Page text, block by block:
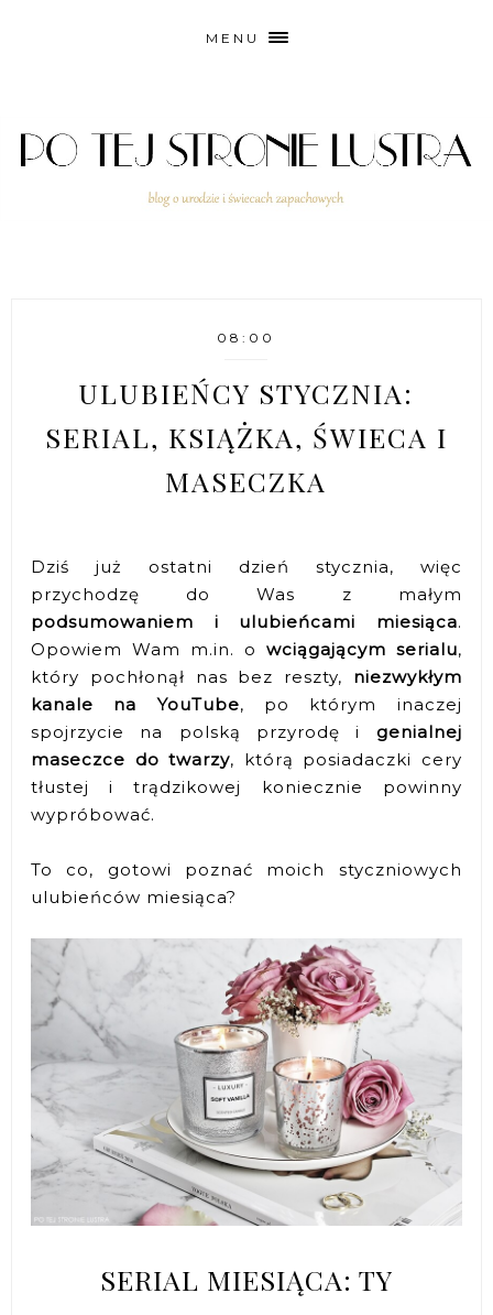
MENU
08:00
ULUBIEŃCY STYCZNIA:
SERIAL, KSIĄŻKA, ŚWIECA I
MASECZKA
Dziś już ostatni dzień stycznia, więc
przychodzę do Was z małym
podsumowaniem i ulubieńcami miesiąca.
Opowiem Wam m.in. o wciągającym serialu,
który pochłonął nas bez reszty, niezwykłym
kanale na YouTube, po którym inaczej
spojrzycie na polską przyrodę i genialnej
maseczce do twarzy, którą posiadaczki cery
tłustej i trądzikowej koniecznie powinny
wypróbować.
To co, gotowi poznać moich styczniowych
ulubieńców miesiąca?
SERIAL MIESIĄCA: TY